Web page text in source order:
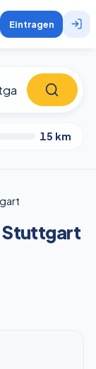
Eintragen
15 km
Stuttgart